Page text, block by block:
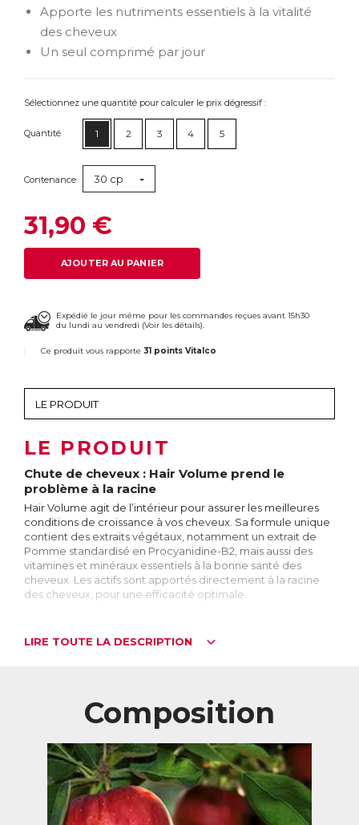
Apporte les nutriments essentiels à la vitalité
des cheveux
Un seul comprimé par jour
Sélectionnez une quantité pour calculer le prix dégressif :
Quantité 1 2 3 4 5
Contenance 30 cp
31,90 €
AJOUTER AU PANIER
Expédié le jour même pour les commandes reçues avant 15h30
du lundi au vendredi (Voir les détails).
Ce produit vous rapporte 31 points Vitalco
LE PRODUIT
Chute de cheveux : Hair Volume prend le
problème à la racine
Hair Volume agit de l’intérieur pour assurer les meilleures
conditions de croissance à vos cheveux. Sa formule unique
contient des extraits végétaux, notamment un extrait de
Pomme standardisé en Procyanidine-B2, mais aussi des
vitamines et minéraux essentiels à la bonne santé des
cheveux. Les actifs sont apportés directement à la racine
des cheveux, pour une efficacité optimale.
naturellement.
* en 2012 et 2013
Une étude clinique contre placebo réalisée sur 60 femmes
montre que la prise quotidienne de Hair Volume conduit à
des cheveux significativement plus épais. Les effets de Hair
Volume sur le volume des cheveux commencent à être
visibles dès 2 mois, et sont encore plus significatifs après 4
LIRE TOUTE LA DESCRIPTION
Composition